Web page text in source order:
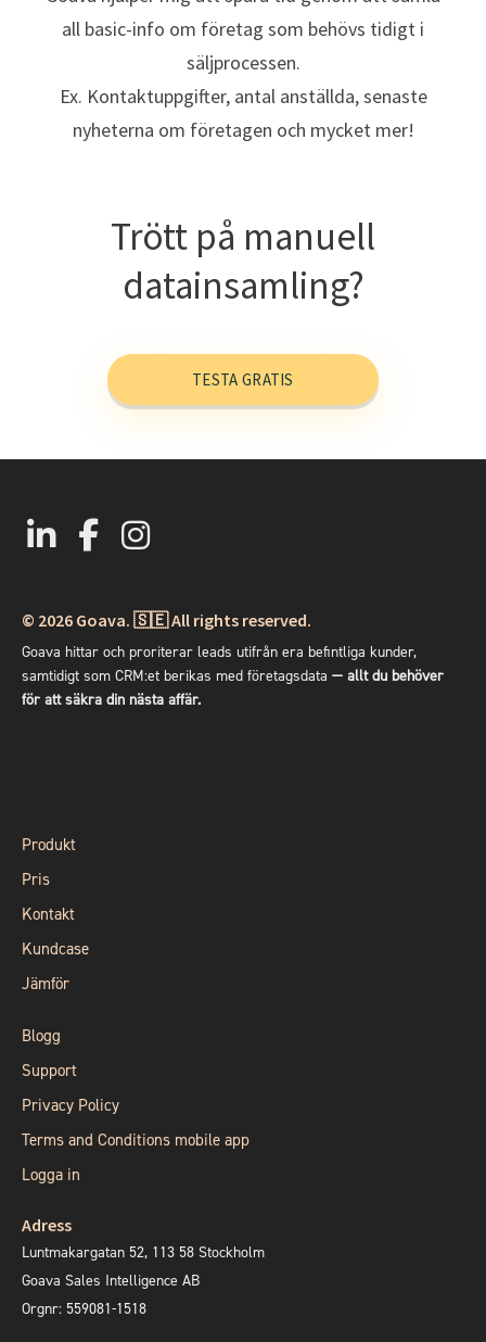
all basic-info om företag som behövs tidigt i
säljprocessen.
Ex. Kontaktuppgifter, antal anställda, senaste
nyheterna om företagen och mycket mer!
Trött på manuell
datainsamling?
TESTA GRATIS
© 2026 Goava. 🇸🇪 All rights reserved.
Goava hittar och proriterar leads utifrån era befintliga kunder,
samtidigt som CRM:et berikas med företagsdata — allt du behöver
för att säkra din nästa affär.
Produkt
Pris
Kontakt
Kundcase
Jämför
Blogg
Support
Privacy Policy
Terms and Conditions mobile app
Logga in
Adress
Luntmakargatan 52, 113 58 Stockholm
Goava Sales Intelligence AB
Orgnr: 559081-1518